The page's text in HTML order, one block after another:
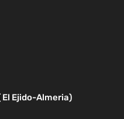
El Ejido-Almeria)